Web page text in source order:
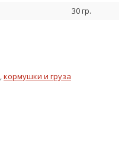
30 гр.
,кормушки и груза